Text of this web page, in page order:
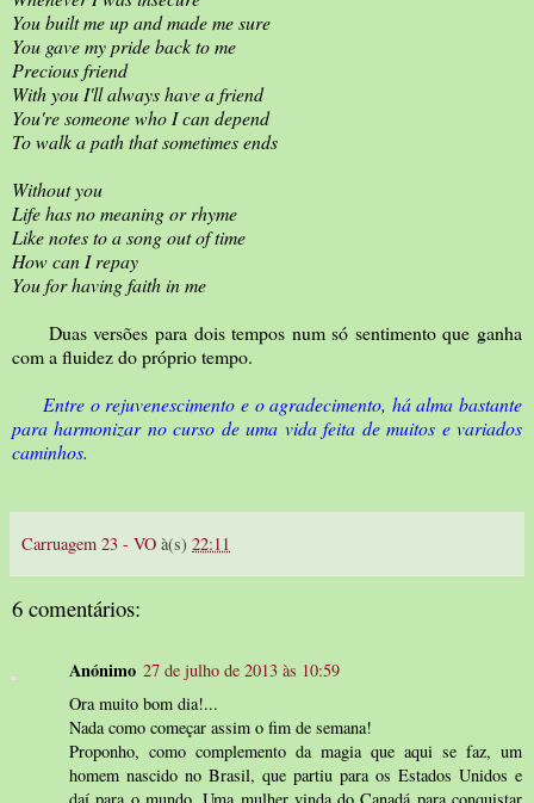
You built me up and made me sure
You gave my pride back to me
Precious friend
With you I'll always have a friend
You're someone who I can depend
To walk a path that sometimes ends
Without you
Life has no meaning or rhyme
Like notes to a song out of time
How can I repay
You for having faith in me
Duas versões para dois tempos num só sentimento que ganha
com a fluidez do próprio tempo.
Entre o rejuvenescimento e o agradecimento, há alma bastante
para harmonizar no curso de uma vida feita de muitos e variados
caminhos.
Carruagem 23 - VO à(s) 22:11
6 comentários:
Anónimo 27 de julho de 2013 às 10:59
Ora muito bom dia!...
Nada como começar assim o fim de semana!
Proponho, como complemento da magia que aqui se faz, um
homem nascido no Brasil, que partiu para os Estados Unidos e